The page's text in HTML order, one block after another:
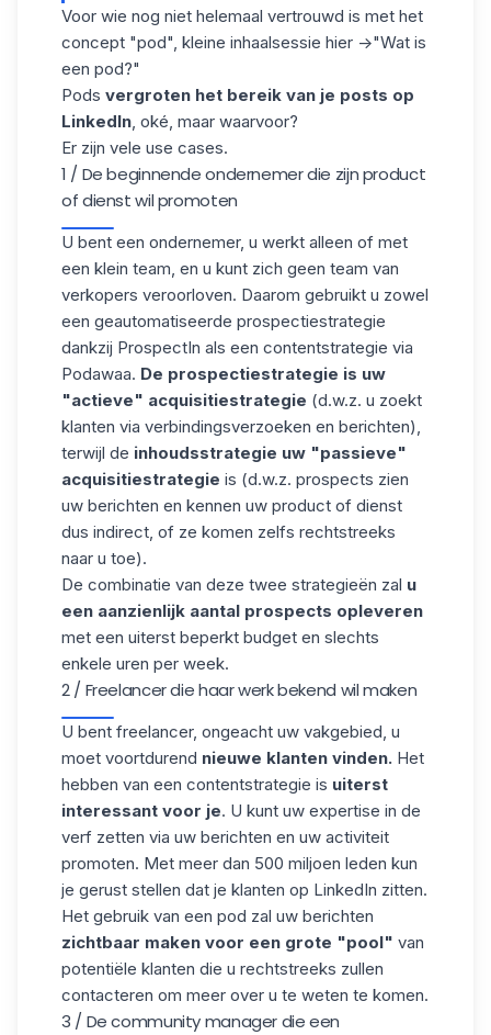
Voor wie nog niet helemaal vertrouwd is met het
concept "pod", kleine inhaalsessie hier ->"Wat is
een pod?"
Pods vergroten het bereik van je posts op
LinkedIn, oké, maar waarvoor?
Er zijn vele use cases.
1 / De beginnende ondernemer die zijn product
of dienst wil promoten
U bent een ondernemer, u werkt alleen of met
een klein team, en u kunt zich geen team van
verkopers veroorloven. Daarom gebruikt u zowel
een geautomatiseerde prospectiestrategie
dankzij ProspectIn als een contentstrategie via
Podawaa. De prospectiestrategie is uw
"actieve" acquisitiestrategie (d.w.z. u zoekt
klanten via verbindingsverzoeken en berichten),
terwijl de inhoudsstrategie uw "passieve"
acquisitiestrategie is (d.w.z. prospects zien
uw berichten en kennen uw product of dienst
dus indirect, of ze komen zelfs rechtstreeks
naar u toe).
De combinatie van deze twee strategieën zal u
een aanzienlijk aantal prospects opleveren
met een uiterst beperkt budget en slechts
enkele uren per week.
2 / Freelancer die haar werk bekend wil maken
U bent freelancer, ongeacht uw vakgebied, u
moet voortdurend nieuwe klanten vinden. Het
hebben van een contentstrategie is uiterst
interessant voor je. U kunt uw expertise in de
verf zetten via uw berichten en uw activiteit
promoten. Met meer dan 500 miljoen leden kun
je gerust stellen dat je klanten op LinkedIn zitten.
Het gebruik van een pod zal uw berichten
zichtbaar maken voor een grote "pool" van
potentiële klanten die u rechtstreeks zullen
contacteren om meer over u te weten te komen.
3 / De community manager die een